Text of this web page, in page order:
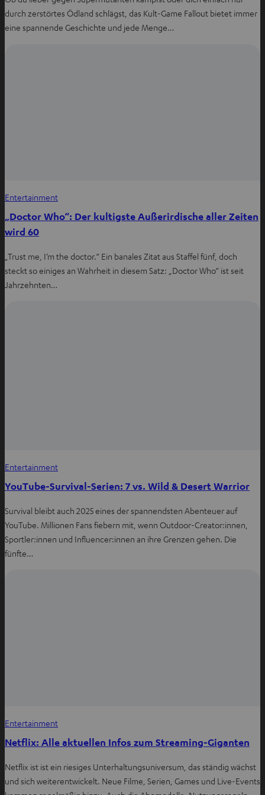
durch zerstörtes Ödland schlägst, das Kult-Game Fallout bietet immer
eine spannende Geschichte und jede Menge…
Entertainment
„Doctor Who“: Der kultigste Außerirdische aller Zeiten
wird 60
„Trust me, I’m the doctor.“ Ein banales Zitat aus Staffel fünf, doch
steckt so einiges an Wahrheit in diesem Satz: „Doctor Who“ ist seit
Jahrzehnten…
Entertainment
YouTube-Survival-Serien: 7 vs. Wild & Desert Warrior
Survival bleibt auch 2025 eines der spannendsten Abenteuer auf
YouTube. Millionen Fans fiebern mit, wenn Outdoor-Creator:innen,
Sportler:innen und Influencer:innen an ihre Grenzen gehen. Die
fünfte…
Entertainment
Netflix: Alle aktuellen Infos zum Streaming-Giganten
Netflix ist ist ein riesiges Unterhaltungsuniversum, das ständig wächst
und sich weiterentwickelt. Neue Filme, Serien, Games und Live-Events